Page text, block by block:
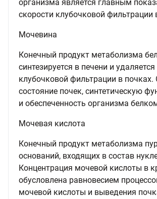
организма является главным
скорости клубочковой фильтрации
Мочевина
Конечный продукт метаболизма
синтезируется в печени и
клубочковой фильтрации в почках.
состояние почек, синтетическую
и обеспеченность организма
Мочевая кислота
Конечный продукт метаболизма
оснований, входящих в состав
Концентрация мочевой кислоты в
обусловлена равновесием
мочевой кислоты и выведения